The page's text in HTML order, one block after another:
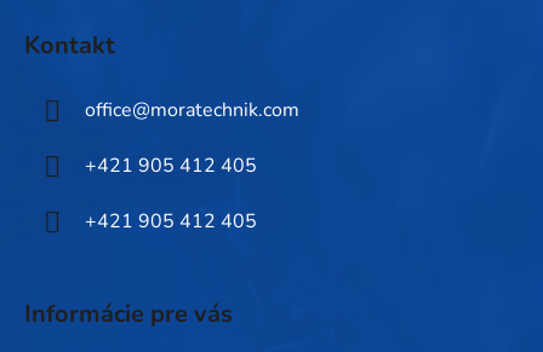
Kontakt
office@moratechnik.com
+421 905 412 405
+421 905 412 405
Informácie pre vás